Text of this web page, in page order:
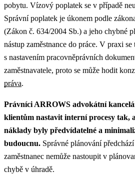
pobytu. Vízový poplatek se v případě
Správní poplatek je úkonem podle
(Zákon č. 634/2004 Sb.) a jeho chybné
nástup zaměstnance do práce. V praxi se
s nastavením pracovněprávních
zaměstnavatele, proto se může hodit
práva.
Právníci ARROWS advokátní
klientům nastavit interní procesy tak,
náklady byly předvídatelné a
budoucnu. Správné plánování
zaměstnanec nemůže nastoupit v
chybě v úhradě.